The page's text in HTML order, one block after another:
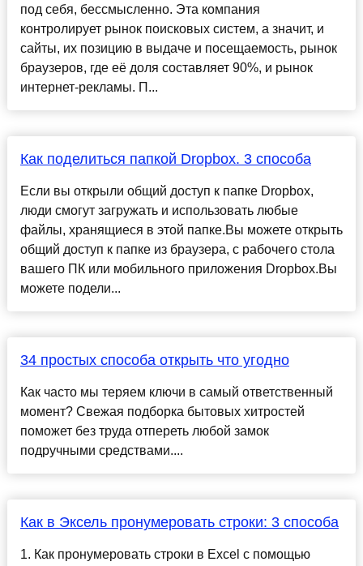
под себя, бессмысленно. Эта компания
контролирует рынок поисковых систем, а значит, и
сайты, их позицию в выдаче и посещаемость, рынок
браузеров, где её доля составляет 90%, и рынок
интернет-рекламы. П...
Как поделиться папкой Dropbox. 3 способа
Если вы открыли общий доступ к папке Dropbox,
люди смогут загружать и использовать любые
файлы, хранящиеся в этой папке.Вы можете открыть
общий доступ к папке из браузера, с рабочего стола
вашего ПК или мобильного приложения Dropbox.Вы
можете подели...
34 простых способа открыть что угодно
Как часто мы теряем ключи в самый ответственный
момент? Свежая подборка бытовых хитростей
поможет без труда отпереть любой замок
подручными средствами....
Как в Эксель пронумеровать строки: 3 способа
1. Как пронумеровать строки в Excel с помощью